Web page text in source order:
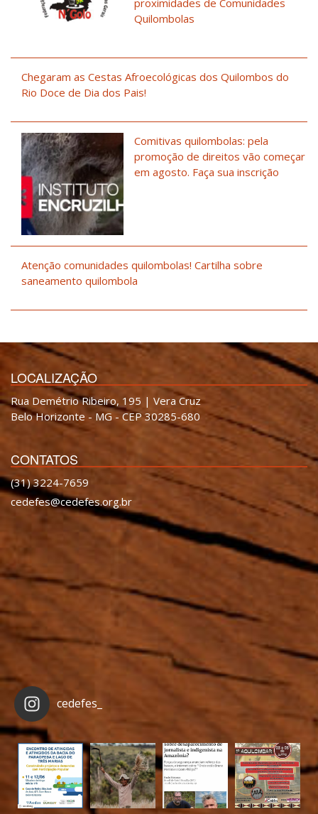
Quilombolas
Chegaram as Cestas Afroecológicas dos Quilombos do
Rio Doce de Dia dos Pais!
Comitivas quilombolas: pela
promoção de direitos vão começar
em agosto. Faça sua inscrição
Atenção comunidades quilombolas! Cartilha sobre
saneamento quilombola
LOCALIZAÇÃO
Rua Demétrio Ribeiro, 195 | Vera Cruz
Belo Horizonte - MG - CEP 30285-680
CONTATOS
(31) 3224-7659
cedefes@cedefes.org.br
cedefes_